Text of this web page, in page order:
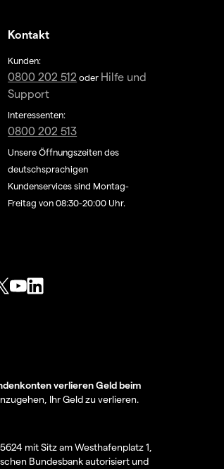
Kontakt
Kunden:
0800 202 512 oder Hilfe und
Support
Interessenten:
0800 202 513
Unsere Öffnungszeiten des
deutschsprachigen
Kundenservices sind Montag-
Freitag von 08:30-20:00 Uhr.
verlieren Geld beim
Ihr Geld zu verlieren.
mit Sitz am Westhafenplatz 1,
Bundesbank autorisiert und